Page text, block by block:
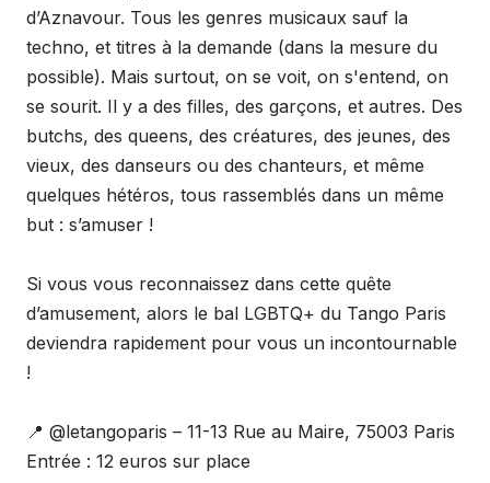
d’Aznavour. Tous les genres musicaux sauf la
techno, et titres à la demande (dans la mesure du
possible). Mais surtout, on se voit, on s'entend, on
se sourit. Il y a des filles, des garçons, et autres. Des
butchs, des queens, des créatures, des jeunes, des
vieux, des danseurs ou des chanteurs, et même
quelques hétéros, tous rassemblés dans un même
but : s’amuser !
Si vous vous reconnaissez dans cette quête
d’amusement, alors le bal LGBTQ+ du Tango Paris
deviendra rapidement pour vous un incontournable
!
📍 @letangoparis – 11-13 Rue au Maire, 75003 Paris
Entrée : 12 euros sur place